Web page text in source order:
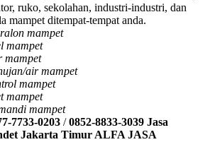
ruko, sekolahan, industri-industri, dan
mampet ditempat-tempat anda.
mampet
mampet
mampet
air mampet
mampet
mampet
mampet
7733-0203 /0852-8833-3039 Jasa
Jakarta Timur ALFA JASA